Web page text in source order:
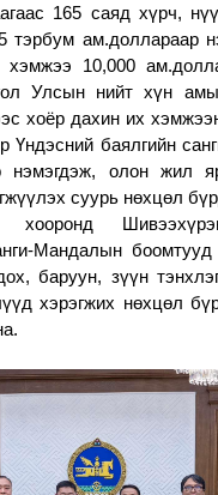
165 саяд хүрч,
тэрбум ам.доллараар
хэмжээ 10,000
Улсын нийт хүн
хоёр дахин их
Үндэсний баялгийн
нэмэгдэж, олон жил
суурь нөхцөл
Мандалын
баруун, зүүн
хэрэгжих нөхцөл